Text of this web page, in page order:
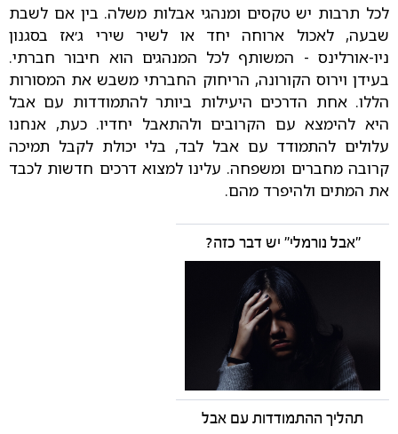
לכל תרבות יש טקסים ומנהגי אבלות משלה. בין אם לשבת
שבעה, לאכול ארוחה יחד או לשיר שירי ג׳אז בסגנון
ניו-אורלינס - המשותף לכל המנהגים הוא חיבור חברתי.
בעידן וירוס הקורונה, הריחוק החברתי משבש את המסורות
הללו. אחת הדרכים היעילות ביותר להתמודדות עם אבל
היא להימצא עם הקרובים ולהתאבל יחדיו. כעת, אנחנו
עלולים להתמודד עם אבל לבד, בלי יכולת לקבל תמיכה
קרובה מחברים ומשפחה. עלינו למצוא דרכים חדשות לכבד
את המתים ולהיפרד מהם.
"אבל נורמלי" יש דבר כזה?
תהליך ההתמודדות עם אבל